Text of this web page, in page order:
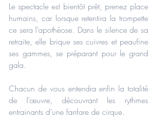
Le spectacle est bientôt prêt, prenez place
humains, car lorsque retentira la trompette
ce sera l’apothéose. Dans le silence de sa
retraite, elle brique ses cuivres et peaufine
ses gammes, se préparant pour le grand
gala.
Chacun de vous entendra enfin la totalité
de l’œuvre, découvrant les rythmes
entrainants d’une fanfare de cirque.